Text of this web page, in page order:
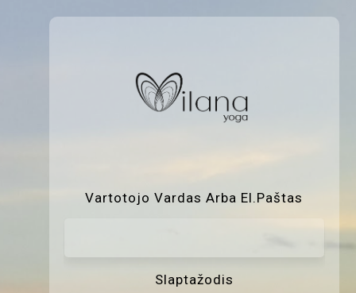
Vartotojo Vardas Arba El.paštas
Slaptažodis